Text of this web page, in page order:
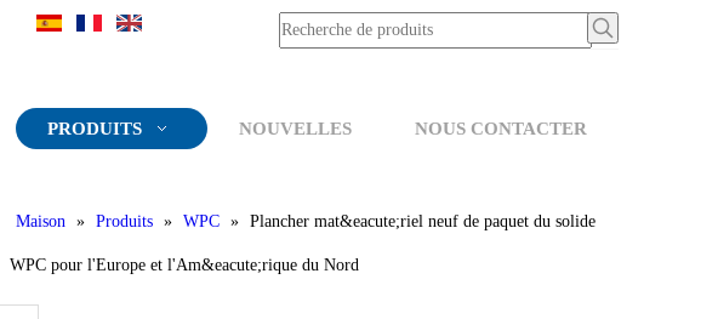
PRODUITS NOUVELLES NOUS CONTACTER
Maison » Produits » WPC » Plancher mat&eacute;riel neuf de paquet du solide
WPC pour l'Europe et l'Am&eacute;rique du Nord